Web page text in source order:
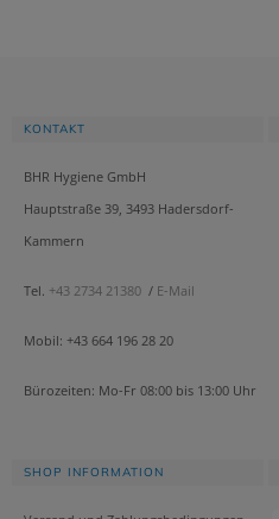
KONTAKT
BHR Hygiene GmbH
Hauptstraße 39, 3493 Hadersdorf-
Kammern
Tel. +43 2734 21380 / E-Mail
Mobil: +43 664 196 28 20
Bürozeiten: Mo-Fr 08:00 bis 13:00 Uhr
SHOP INFORMATION